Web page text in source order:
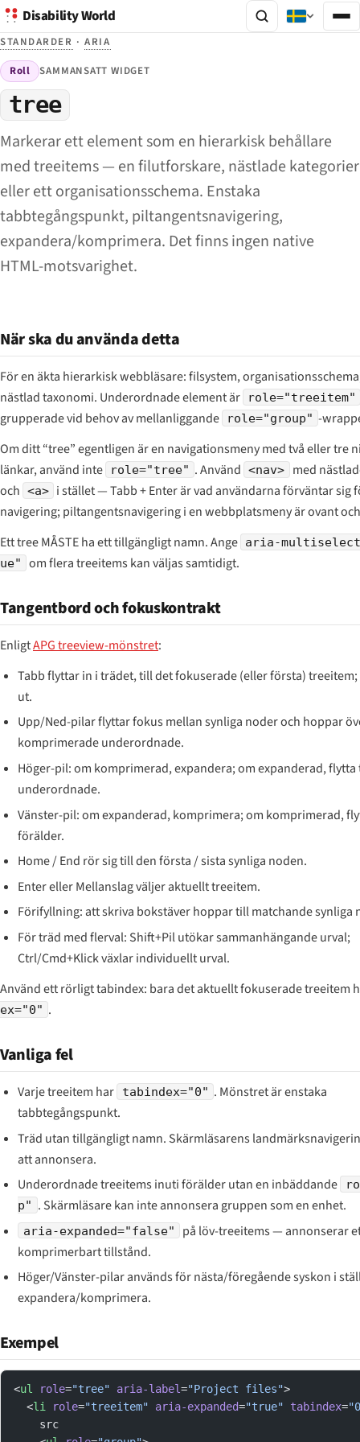
Disability World
STANDARDER ·ARIA
Roll SAMMANSATT WIDGET
tree
Markerar ett element som en hierarkisk behållare
med treeitems — en filutforskare, nästlade kategorier
eller ett organisationsschema. Enstaka
tabbtegångspunkt, piltangentsnavigering,
expandera/komprimera. Det finns ingen native
HTML-motsvarighet.
När ska du använda detta
För en äkta hierarkisk webbläsare: filsystem,
nästlad taxonomi. Underordnade element är
role="treeitem"
grupperade vid behov av mellanliggande role="group" -
Om ditt “tree” egentligen är en navigationsmeny med två eller tre
länkar, använd inte
role="tree" . Använd <nav>
med
och <a> i stället — Tabb + Enter är vad användarna förväntar sig
navigering; piltangentsnavigering i en webbplatsmeny är ovant
Ett tree MÅSTE ha ett tillgängligt namn. Ange aria-
ue"
om flera treeitems kan väljas samtidigt.
Tangentbord och fokuskontrakt
EnligtAPG treeview-mönstret:
Tabb flyttar in i trädet, till det fokuserade (eller första)
ut.
Upp/Ned-pilar flyttar fokus mellan synliga noder och hoppar
komprimerade underordnade.
Höger-pil: om komprimerad, expandera; om expanderad,
underordnade.
Vänster-pil: om expanderad, komprimera; om komprimerad,
förälder.
Home / End rör sig till den första / sista synliga noden.
Enter eller Mellanslag väljer aktuellt treeitem.
Förifyllning: att skriva bokstäver hoppar till matchande synliga
För träd med flerval: Shift+Pil utökar sammanhängande urval;
Ctrl/Cmd+Klick växlar individuellt urval.
Använd ett rörligt tabindex: bara det aktuellt fokuserade treeitem
ex="0" .
Vanliga fel
Varje treeitem har tabindex="0" . Mönstret är enstaka
tabbtegångspunkt.
Träd utan tillgängligt namn. Skärmläsarens
att annonsera.
Underordnade treeitems inuti förälder utan en inbäddande
p" . Skärmläsare kan inte annonsera gruppen som en enhet.
aria-expanded="false"
på löv-treeitems — annonserar
komprimerbart tillstånd.
Höger/Vänster-pilar används för nästa/föregående syskon i
expandera/komprimera.
Exempel
<ul role="tree" aria-label="Project files">
  <
li role="treeitem" aria-expanded="true" tabindex=
    src